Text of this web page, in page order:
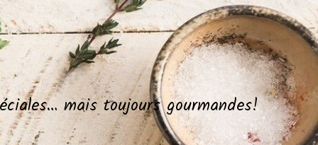
mais toujours gourmandes!